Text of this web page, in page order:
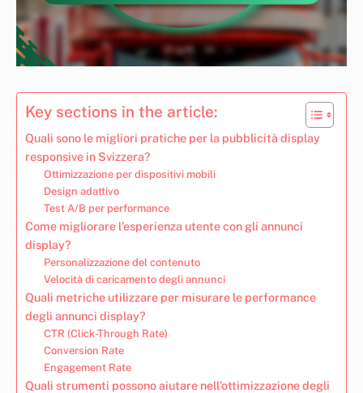
Key sections in the article:
Quali sono le migliori pratiche per la pubblicità display
responsive in Svizzera?
Ottimizzazione per dispositivi mobili
Design adattivo
Test A/B per performance
Come migliorare l’esperienza utente con gli annunci
display?
Personalizzazione del contenuto
Velocità di caricamento degli annunci
Quali metriche utilizzare per misurare le performance
degli annunci display?
CTR (Click-Through Rate)
Conversion Rate
Engagement Rate
Quali strumenti possono aiutare nell’ottimizzazione degli